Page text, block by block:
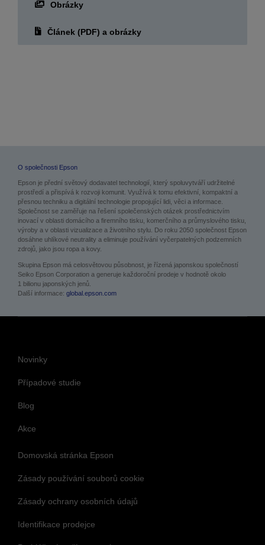
Článek (PDF) a obrázky
prostředí a přispívá k rozvoji komunit. Využívá k tomu efektivní, kompaktní a
Společnost se zaměřuje na řešení společenských otázek prostřednictvím
inovací v oblasti domácího a firemního tisku, komerčního a průmyslového tisku,
výroby a v oblasti vizualizace a životního stylu. Do roku 2050 společnost Epson
dosáhne uhlíkové neutrality a eliminuje používání vyčerpatelných podzemních
zdrojů, jako jsou ropa a kovy.
Skupina Epson má celosvětovou působnost, je řízená japonskou společností
Seiko Epson Corporation a generuje každoroční prodeje v hodnotě okolo
Další informace:global.epson.com
Případové studie
Blog
Akce
Domovská stránka Epson
Zásady používání souborů cookie
Zásady ochrany osobních údajů
Identifikace prodejce
Prohlášení o přístupnosti